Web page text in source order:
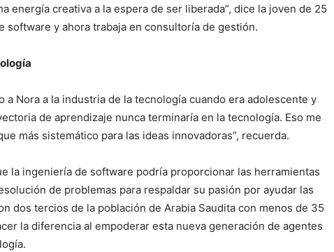
energía creativa a la espera de ser liberada”, dice la joven de 25
software y ahora trabaja en consultoría de gestión.
a Nora a la industria de la tecnología cuando era adolescente y
de aprendizaje nunca terminaría en la tecnología. Eso me
más sistemático para las ideas innovadoras”, recuerda.
la ingeniería de software podría proporcionar las herramientas
de problemas para respaldar su pasión por ayudar las
dos tercios de la población de Arabia Saudita con menos de 35
la diferencia al empoderar esta nueva generación de agentes